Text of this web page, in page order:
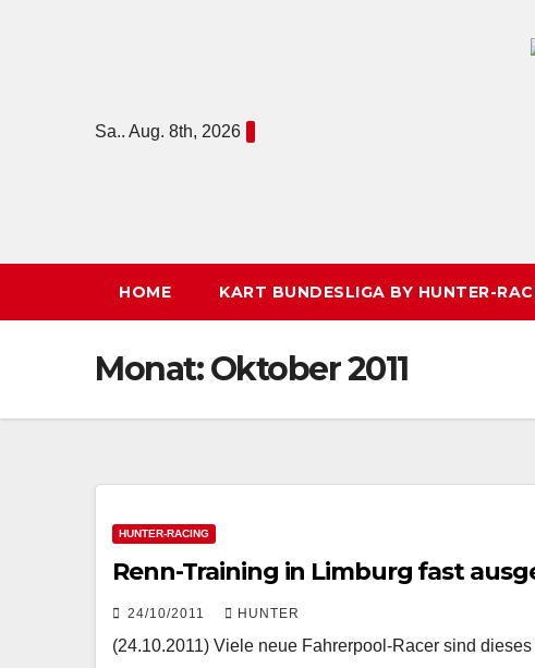
Sa.. Aug. 8th, 2026
HOME KART BUNDESLIGA BY HUNTER-
Monat:Oktober 2011
HUNTER-RACING
Renn-Training in Limburg fast
24/10/2011 HUNTER
(24.10.2011) Viele neue Fahrerpool-Racer sind